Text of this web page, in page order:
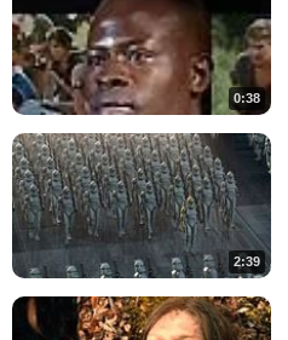
0:38
2:39